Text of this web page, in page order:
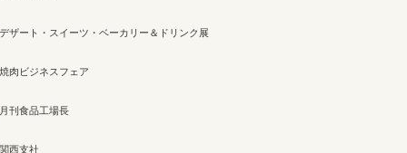
デザート・スイーツ・ベーカリー＆ドリンク展
焼肉ビジネスフェア
月刊食品工場長
関西支社